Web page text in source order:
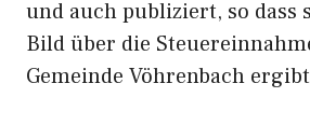
und auch publiziert, so dass
Bild über die
Gemeinde Vöhrenbach